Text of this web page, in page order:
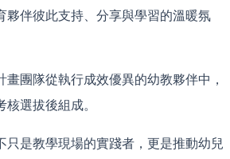
夥伴彼此支持、分享與學習的溫暖氛
畫團隊從執行成效優異的幼教夥伴中，
選拔後組成。
只是教學現場的實踐者，更是推動幼兒